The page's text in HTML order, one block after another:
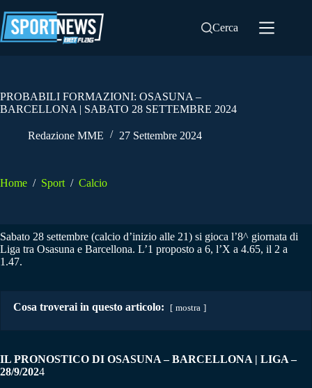
al
contenuto
Cerca
PROBABILI FORMAZIONI: OSASUNA –
BARCELLONA | SABATO 28 SETTEMBRE 2024
Redazione MME 27 Settembre 2024
Home / Sport / Calcio
Sabato 28 settembre (calcio d’inizio alle 21) si gioca l’8^ giornata di
Liga tra Osasuna e Barcellona. L’1 proposto a 6, l’X a 4.65, il 2 a
1.47.
Cosa troverai in questo articolo: mostra
IL PRONOSTICO DI OSASUNA – BARCELLONA | LIGA –
28/9/2024